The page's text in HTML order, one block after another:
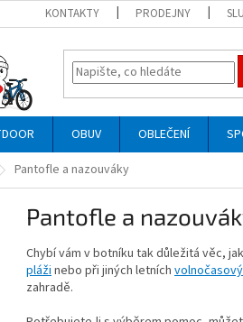
KONTAKTY PRODEJNY
OBUV OBLEČENÍ
Pantofle a nazouváky
Pantofle a
Chybí vám v botníku tak důležitá věc,
pláži nebo při jiných letních
zahradě.